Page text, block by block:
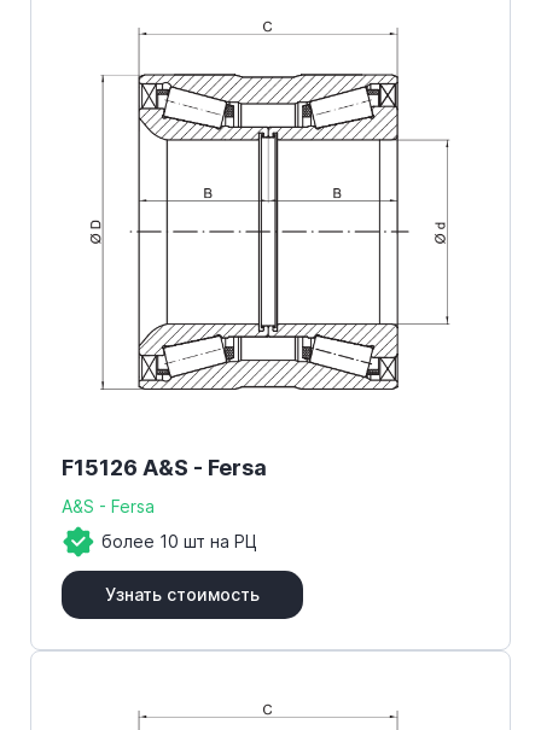
F15126 A&S - Fersa
A&S - Fersa
более 10 шт на РЦ
Узнать стоимость